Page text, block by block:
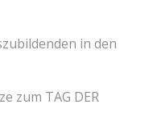
in den
zum TAG DER